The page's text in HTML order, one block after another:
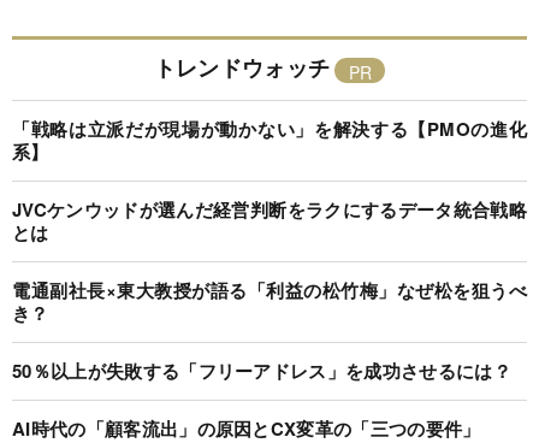
トレンドウォッチ
「戦略は立派だが現場が動かない」を解決する【PMOの進化
系】
JVCケンウッドが選んだ経営判断をラクにするデータ統合戦略
とは
電通副社長×東大教授が語る「利益の松竹梅」なぜ松を狙うべ
き？
50％以上が失敗する「フリーアドレス」を成功させるには？
AI時代の「顧客流出」の原因とCX変革の「三つの要件」